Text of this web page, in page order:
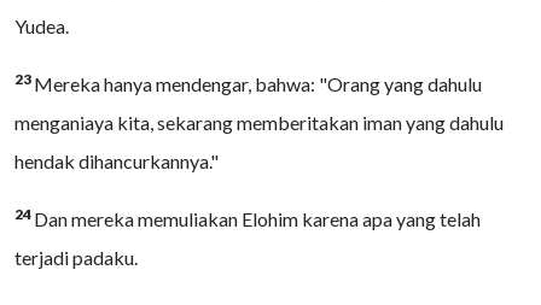
Yudea.
23 Mereka hanya mendengar, bahwa: "Orang yang dahulu
menganiaya kita, sekarang memberitakan iman yang dahulu
hendak dihancurkannya."
24 Dan mereka memuliakan Elohim karena apa yang telah
terjadi padaku.